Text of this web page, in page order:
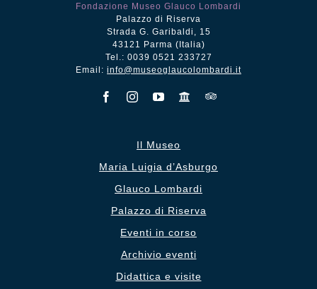
Fondazione Museo Glauco Lombardi
Palazzo di Riserva
Strada G. Garibaldi, 15
43121 Parma (Italia)
Tel.: 0039 0521 233727
Email: info@museoglaucolombardi.it
Il Museo
Maria Luigia d’Asburgo
Glauco Lombardi
Palazzo di Riserva
Eventi in corso
Archivio eventi
Didattica e visite